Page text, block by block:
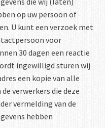
op uw persoon of
U kunt een verzoek met
voor
30 dagen een reactie
ingewilligd sturen wij
een kopie van alle
verwerkers die deze
vermelding van de
hebben